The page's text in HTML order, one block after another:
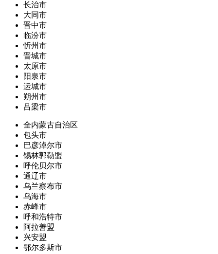
长治市
大同市
晋中市
临汾市
忻州市
晋城市
太原市
阳泉市
运城市
朔州市
吕梁市
全内蒙古自治区
包头市
巴彦淖尔市
锡林郭勒盟
呼伦贝尔市
通辽市
乌兰察布市
乌海市
赤峰市
呼和浩特市
阿拉善盟
兴安盟
鄂尔多斯市